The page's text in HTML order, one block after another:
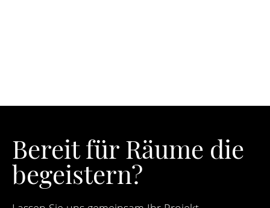
Bereit für Räume die
begeistern?